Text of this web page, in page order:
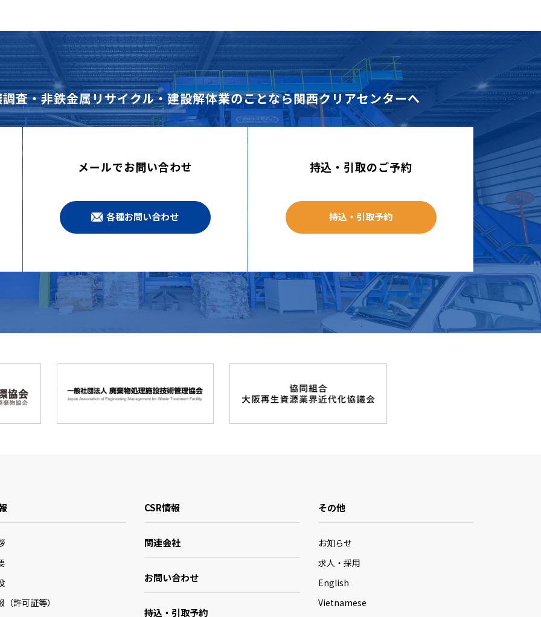
査・非鉄金属リサイクル・建設解体業のことなら関西クリアセンターへ
メールでお問い合わせ
各種お問い合わせ
持込・引取のご予約
持込・引取予約
許可証等）
CSR情報
関連会社
お問い合わせ
持込・引取予約
その他
お知らせ
求人・採用
English
Vietnamese